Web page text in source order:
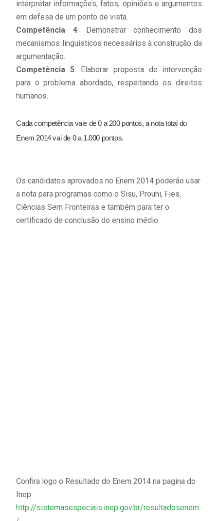
interpretar informações, fatos, opiniões e argumentos
em defesa de um ponto de vista.
Competência 4: Demonstrar conhecimento dos
mecanismos linguísticos necessários à construção da
argumentação.
Competência 5: Elaborar proposta de intervenção
para o problema abordado, respeitando os direitos
humanos.
Cada competência vale de 0 a 200 pontos, a nota total do
Enem 2014 vai de 0 a 1.000 pontos.
Os candidatos aprovados no Enem 2014 poderão usar
a nota para programas como o Sisu, Prouni, Fies,
Ciências Sem Fronteiras e também para ter o
certificado de conclusão do ensino médio.
Confira logo o Resultado do Enem 2014 na pagina do
Inep
http://sistemasespeciais.inep.gov.br/resultadosenem